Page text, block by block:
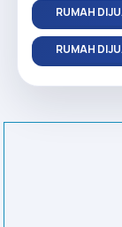
RUMAH
RUMAH